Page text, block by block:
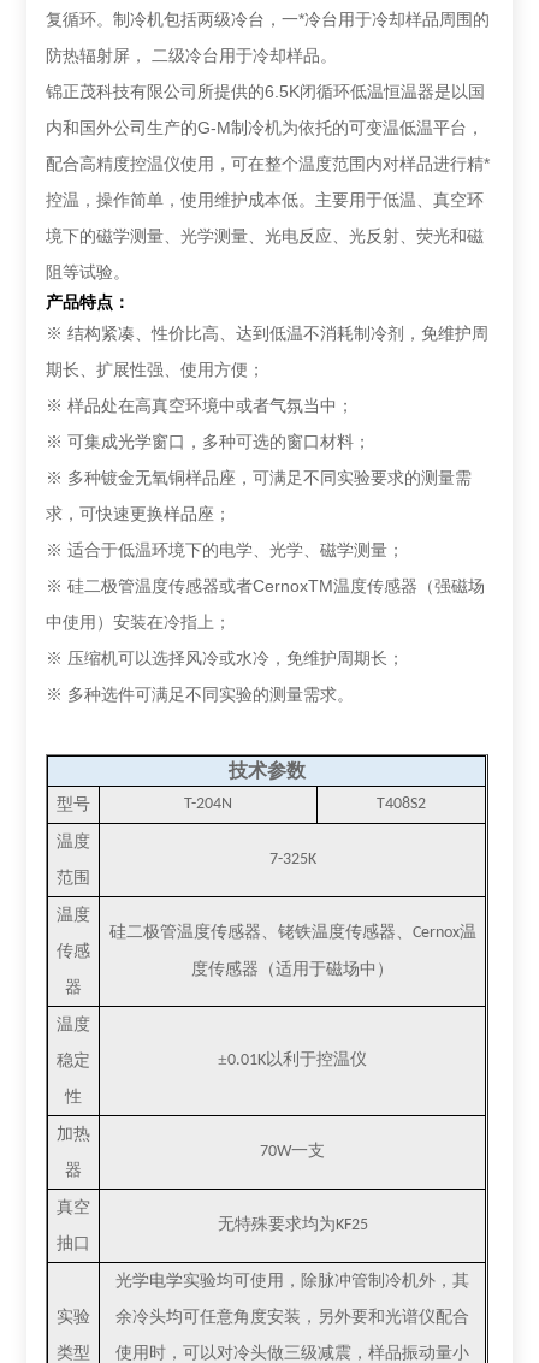
复循环。制冷机包括两级冷台，一*冷台用于冷却样品周围的
防热辐射屏， 二级冷台用于冷却样品。
锦正茂科技有限公司所提供的6.5K闭循环低温恒温器是以国
内和国外公司生产的G-M制冷机为依托的可变温低温平台，
配合高精度控温仪使用，可在整个温度范围内对样品进行精*
控温，操作简单，使用维护成本低。主要用于低温、真空环
境下的磁学测量、光学测量、光电反应、光反射、荧光和磁
阻等试验。
产品特点：
※ 结构紧凑、性价比高、达到低温不消耗制冷剂，免维护周
期长、扩展性强、使用方便；
※ 样品处在高真空环境中或者气氛当中；
※ 可集成光学窗口，多种可选的窗口材料；
※ 多种镀金无氧铜样品座，可满足不同实验要求的测量需
求，可快速更换样品座；
※ 适合于低温环境下的电学、光学、磁学测量；
※ 硅二极管温度传感器或者CernoxTM温度传感器（强磁场
中使用）安装在冷指上；
※ 压缩机可以选择风冷或水冷，免维护周期长；
※ 多种选件可满足不同实验的测量需求。
技术参数
型号 T-204N T408S2
温度
范围
7-325K
温度
传感
器
硅二极管温度传感器、铑铁温度传感器、 Cernox温
度传感器（适用于磁场中）
温度
稳定
性
±0.01K以利于控温仪
加热
器
70W一支
真空
抽口
无特殊要求均为KF25
实验
类型
光学电学实验均可使用，除脉冲管制冷机外，其
余冷头均可任意角度安装，另外要和光谱仪配合
使用时，可以对冷头做三级减震，样品振动量小